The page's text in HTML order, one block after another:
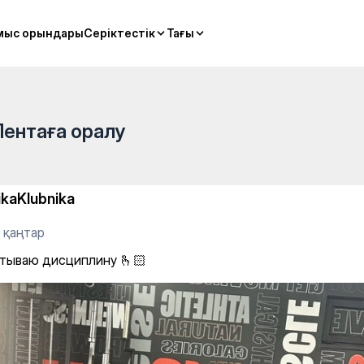
орындарыСеріктестік Тағы
орындарыСеріктестік Тағы
оралу
қаңтар
дисциплину 🫰🏻